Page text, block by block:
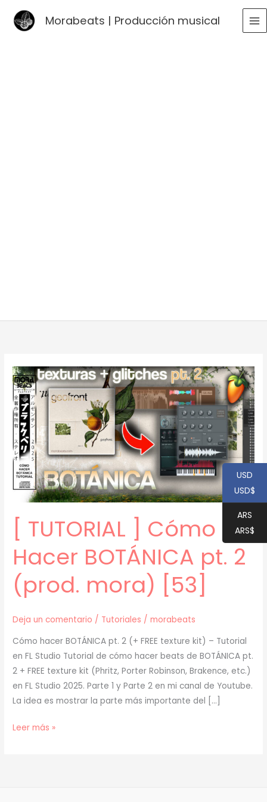
Morabeats | Producción musical
[ TUTORIAL ] Cómo
Hacer BOTÁNICA pt. 2
(prod. mora) [53]
Deja un comentario / Tutoriales /morabeats
Cómo hacer BOTÁNICA pt. 2 (+ FREE texture kit) – Tutorial
en FL Studio Tutorial de cómo hacer beats de BOTÁNICA pt.
2 + FREE texture kit (Phritz, Porter Robinson, Brakence, etc.)
en FL Studio 2025. Parte 1 y Parte 2 en mi canal de Youtube.
La idea es mostrar la parte más importante del […]
[
Leer más »
USD
USD$
ARS
ARS$